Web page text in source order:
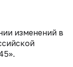
изменений в